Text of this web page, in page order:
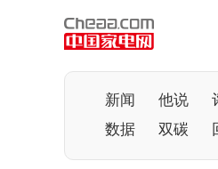
新闻 他说
数据
双碳